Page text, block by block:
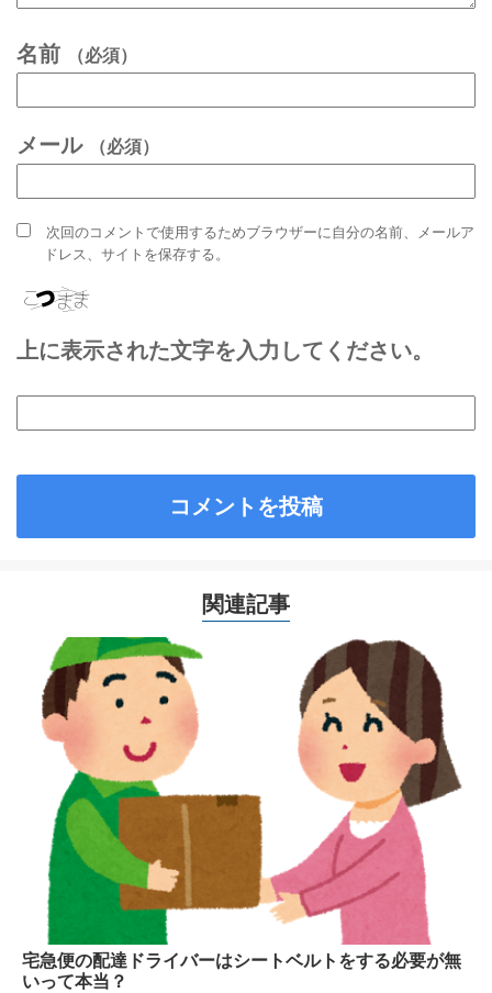
名前 （必須）
メール （必須）
次回のコメントで使用するためブラウザーに自分の名前、メールア
ドレス、サイトを保存する。
上に表示された文字を入力してください。
関連記事
宅急便の配達ドライバーはシートベルトをする必要が無
いって本当？